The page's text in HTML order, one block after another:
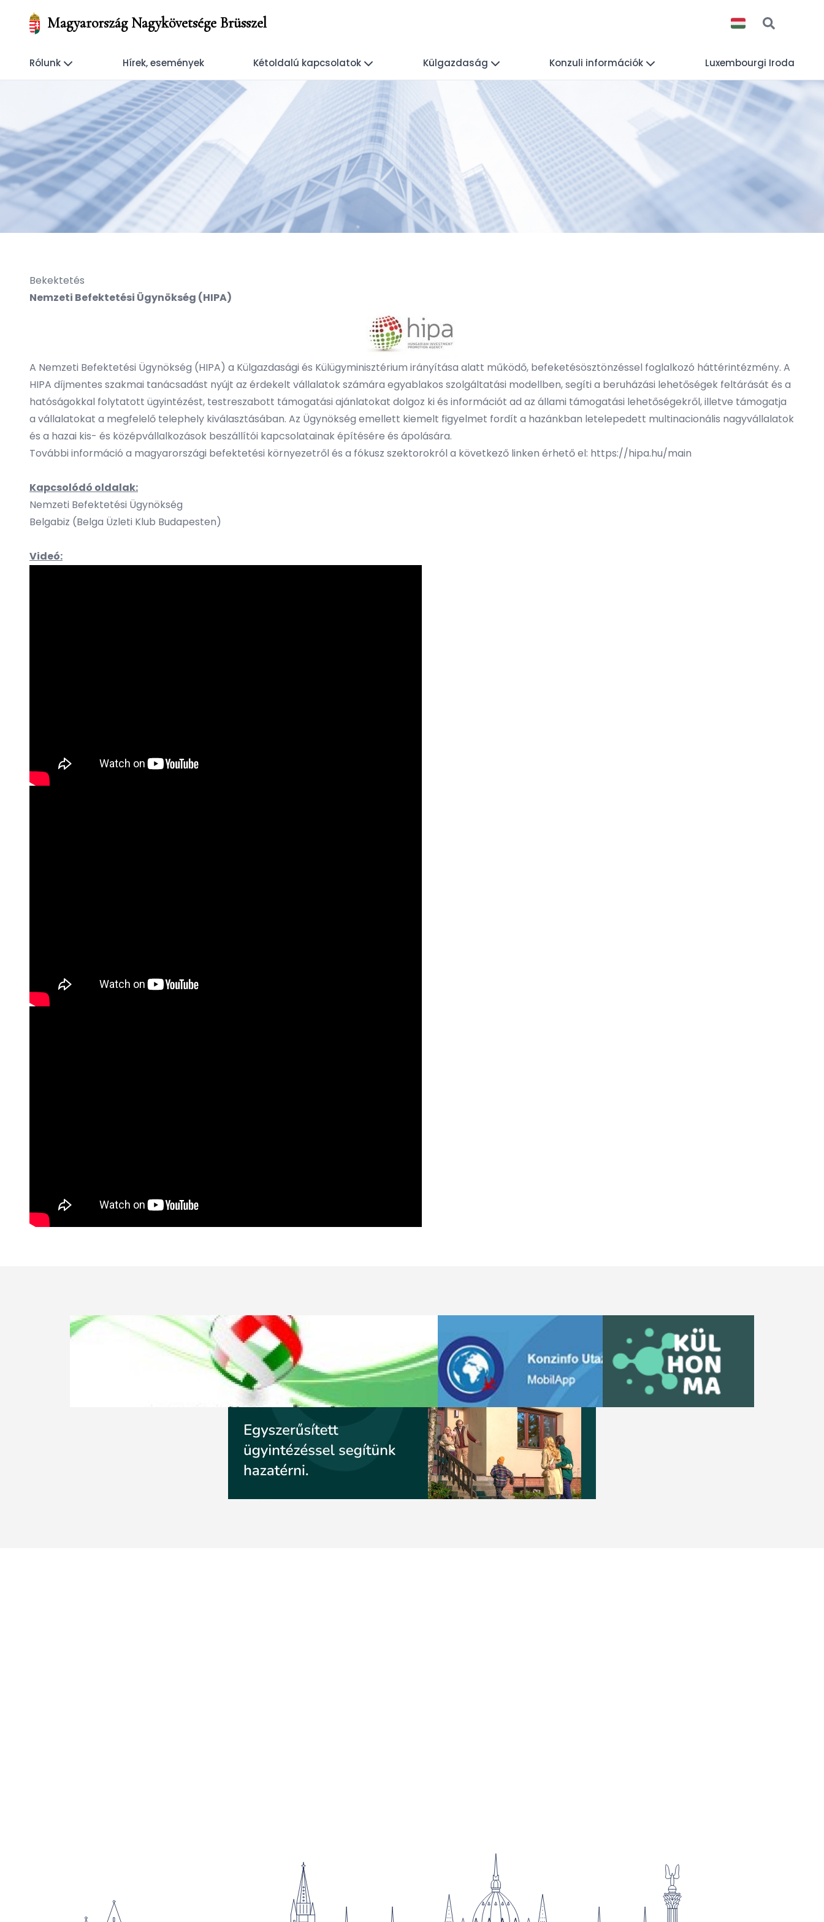
Magyarország Nagykövetsége Brüsszel
Rólunk Hírek, események Kétoldalú kapcsolatok Külgazdaság Konzuli információk Luxembourgi Iroda
Bekektetés
Nemzeti Befektetési Ügynökség (HIPA)
A Nemzeti Befektetési Ügynökség (HIPA) a Külgazdasági és Külügyminisztérium irányítása alatt működő, befeketésösztönzéssel foglalkozó háttérintézmény. A
HIPA díjmentes szakmai tanácsadást nyújt az érdekelt vállalatok számára egyablakos szolgáltatási modellben, segíti a beruházási lehetőségek feltárását és a
hatóságokkal folytatott ügyintézést, testreszabott támogatási ajánlatokat dolgoz ki és információt ad az állami támogatási lehetőségekről, illetve támogatja
a vállalatokat a megfelelő telephely kiválasztásában. Az Ügynökség emellett kiemelt figyelmet fordít a hazánkban letelepedett multinacionális nagyvállalatok
és a hazai kis- és középvállalkozások beszállítói kapcsolatainak építésére és ápolására.
További információ a magyarországi befektetési környezetről és a fókusz szektorokról a következő linken érhető el: https://hipa.hu/main
Kapcsolódó oldalak:
Nemzeti Befektetési Ügynökség
Belgabiz (Belga Üzleti Klub Budapesten)
Videó: